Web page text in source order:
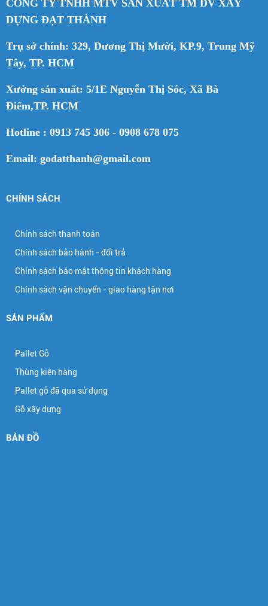
CÔNG TY TNHH MTV SẢN XUẤT TM DV XÂY
DỰNG ĐẠT THÀNH
Trụ sở chính: 329, Dương Thị Mười, KP.9, Trung Mỹ
Tây, TP. HCM
Xưởng sản xuất: 5/1E Nguyễn Thị Sóc, Xã Bà
Điểm,TP. HCM
Hotline : 0913 745 306 - 0908 678 075
Email: godatthanh@gmail.com
CHÍNH SÁCH
Chính sách thanh toán
Chính sách bảo hành - đổi trả
Chính sách bảo mật thông tin khách hàng
Chính sách vận chuyển - giao hàng tận nơi
SẢN PHẨM
Pallet Gỗ
Thùng kiện hàng
Pallet gỗ đã qua sử dụng
Gỗ xây dựng
BẢN ĐỒ